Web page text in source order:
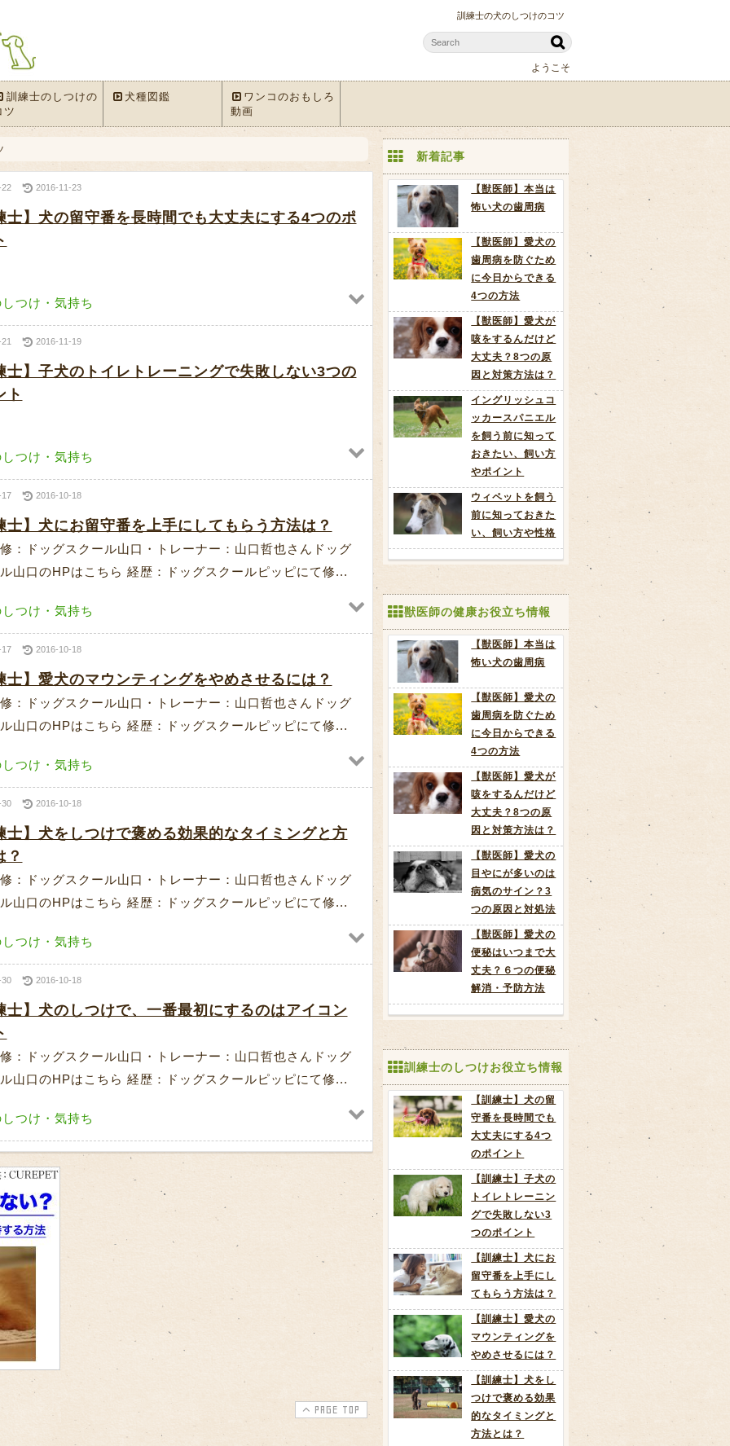
訓練士の犬のしつけのコツ
ようこそ
訓練士のしつけの
ツ
犬種図鑑
ワンコのおもしろ
動画
22 2016-11-23
士】犬の留守番を長時間でも大丈夫にする4つのポ
つけ・気持ち
2016-11-19
士】子犬のトイレトレーニングで失敗しない3つの
ト
つけ・気持ち
17 2016-10-18
士】犬にお留守番を上手にしてもらう方法は？
：ドッグスクール山口・トレーナー：山口哲也さんドッグ
山口のHPはこちら 経歴：ドッグスクールピッピにて修...
つけ・気持ち
17 2016-10-18
士】愛犬のマウンティングをやめさせるには？
：ドッグスクール山口・トレーナー：山口哲也さんドッグ
山口のHPはこちら 経歴：ドッグスクールピッピにて修...
つけ・気持ち
30 2016-10-18
士】犬をしつけで褒める効果的なタイミングと方
？
：ドッグスクール山口・トレーナー：山口哲也さんドッグ
山口のHPはこちら 経歴：ドッグスクールピッピにて修...
つけ・気持ち
30 2016-10-18
士】犬のしつけで、一番最初にするのはアイコン
：ドッグスクール山口・トレーナー：山口哲也さんドッグ
山口のHPはこちら 経歴：ドッグスクールピッピにて修...
つけ・気持ち
PAGE TOP
新着記事
【獣医師】本当は
怖い犬の歯周病
【獣医師】愛犬の
歯周病を防ぐため
に今日からできる
4つの方法
【獣医師】愛犬が
咳をするんだけど
大丈夫？8つの原
因と対策方法は？
イングリッシュコ
ッカースパニエル
を飼う前に知って
おきたい、飼い方
やポイント
ウィペットを飼う
前に知っておきた
い、飼い方や性格
獣医師の健康お役立ち情報
【獣医師】本当は
怖い犬の歯周病
【獣医師】愛犬の
歯周病を防ぐため
に今日からできる
4つの方法
【獣医師】愛犬が
咳をするんだけど
大丈夫？8つの原
因と対策方法は？
【獣医師】愛犬の
目やにが多いのは
病気のサイン？3
つの原因と対処法
【獣医師】愛犬の
便秘はいつまで大
丈夫？６つの便秘
解消・予防方法
訓練士のしつけお役立ち情報
【訓練士】犬の留
守番を長時間でも
大丈夫にする4つ
のポイント
【訓練士】子犬の
トイレトレーニン
グで失敗しない3
つのポイント
【訓練士】犬にお
留守番を上手にし
てもらう方法は？
【訓練士】愛犬の
マウンティングを
やめさせるには？
【訓練士】犬をし
つけで褒める効果
的なタイミングと
方法とは？